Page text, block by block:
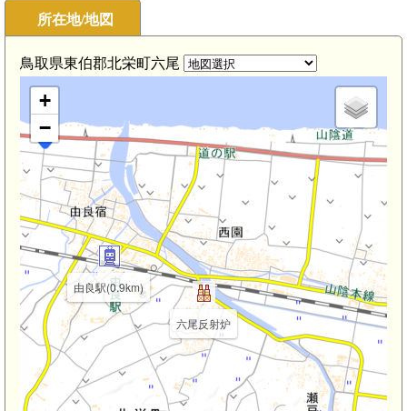
所在地/地図
鳥取県東伯郡北栄町六尾
由良駅(0.9km)
六尾反射炉
+
−